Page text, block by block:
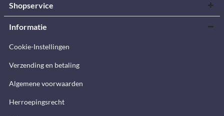
Shopservice
Informatie
Cookie-Instellingen
Verzending en betaling
Algemene voorwaarden
Herroepingsrecht